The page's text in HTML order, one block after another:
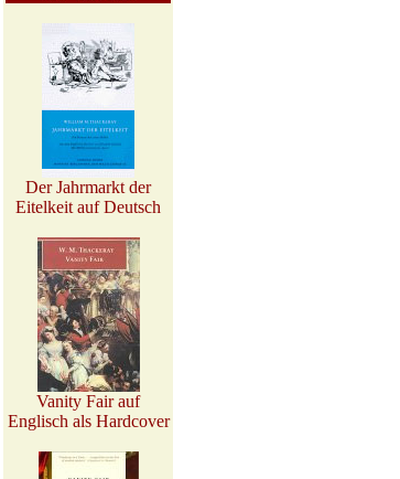
Der Jahrmarkt der
Eitelkeit auf Deutsch
Vanity Fair auf
Englisch als Hardcover